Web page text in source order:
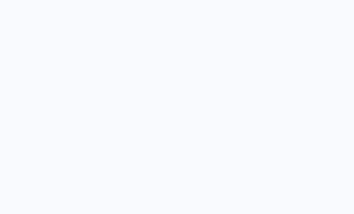
o proporcionada
o folleto
condición o una
proporcionada o
emitidos por o en
omisión, inexactitud o
catálogo, correo
de acción,
mediante la
de la información,
correo